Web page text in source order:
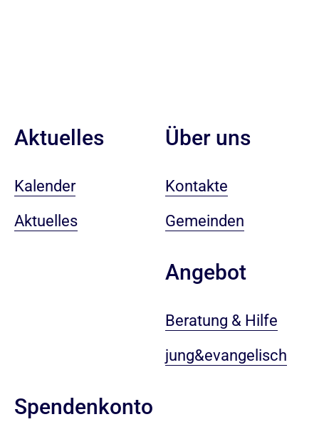
Aktuelles
Kalender
Aktuelles
Über uns
Kontakte
Gemeinden
Angebot
Beratung & Hilfe
jung&evangelisch
Spendenkonto